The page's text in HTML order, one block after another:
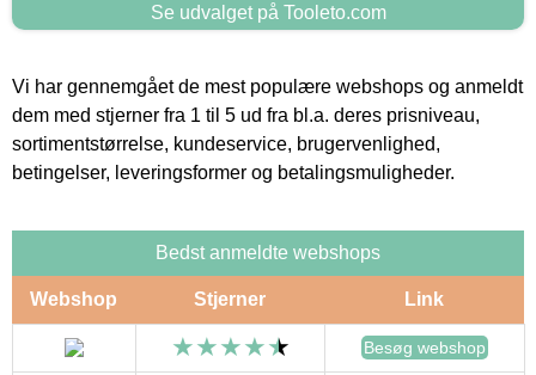
Se udvalget på Tooleto.com
Vi har gennemgået de mest populære webshops og anmeldt
dem med stjerner fra 1 til 5 ud fra bl.a. deres prisniveau,
sortimentstørrelse, kundeservice, brugervenlighed,
betingelser, leveringsformer og betalingsmuligheder.
Bedst anmeldte webshops
Webshop Stjerner Link
Besøg webshop